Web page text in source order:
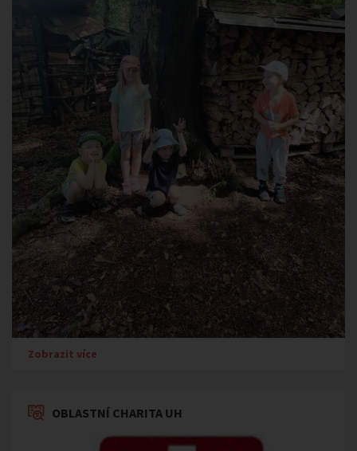
Zobrazit více
OBLASTNÍ CHARITA UH